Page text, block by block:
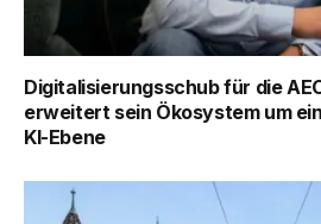
Digitalisierungsschub für die
erweitert sein Ökosystem um
KI-Ebene